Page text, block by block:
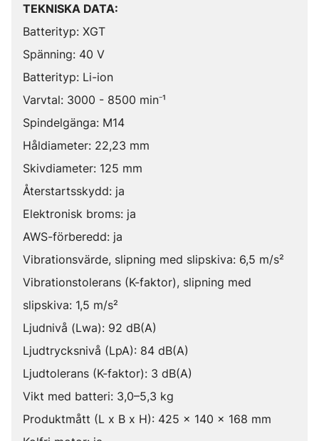
TEKNISKA DATA:
Batterityp: XGT
Spänning: 40 V
Batterityp: Li-ion
Varvtal: 3000 - 8500 min⁻¹
Spindelgänga: M14
Håldiameter: 22,23 mm
Skivdiameter: 125 mm
Återstartsskydd: ja
Elektronisk broms: ja
AWS-förberedd: ja
Vibrationsvärde, slipning med slipskiva: 6,5 m/s²
Vibrationstolerans (K-faktor), slipning med
slipskiva: 1,5 m/s²
Ljudnivå (Lwa): 92 dB(A)
Ljudtrycksnivå (LpA): 84 dB(A)
Ljudtolerans (K-faktor): 3 dB(A)
Vikt med batteri: 3,0–5,3 kg
Produktmått (L x B x H): 425 x 140 x 168 mm